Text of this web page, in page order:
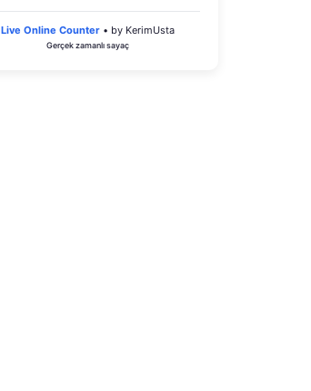
Live Online Counter • by KerimUsta
Gerçek zamanlı sayaç